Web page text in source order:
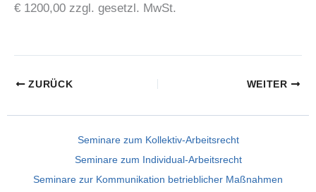
€ 1200,00 zzgl. gesetzl. MwSt.
ZURÜCK WEITER
Seminare zum Kollektiv-Arbeitsrecht
Seminare zum Individual-Arbeitsrecht
Seminare zur Kommunikation betrieblicher Maßnahmen